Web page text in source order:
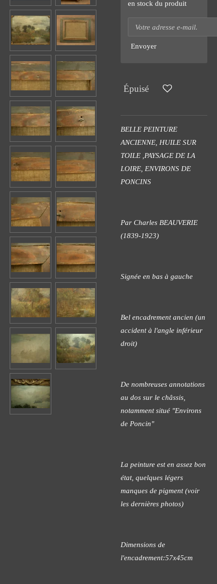
en stock du produit
Envoyer
Épuisé
BELLE PEINTURE
ANCIENNE, HUILE SUR
TOILE ,PAYSAGE DE LA
LOIRE, ENVIRONS DE
PONCINS
Par Charles BEAUVERIE
(1839-1923)
Signée en bas à gauche
Bel encadrement ancien (un
accident à l'angle inférieur
droit)
De nombreuses annotations
au dos sur le châssis,
notamment situé "Environs
de Poncin"
La peinture est en assez bon
état, quelques légers
manques de pigment (voir
les dernières photos)
Dimensions de
l'encadrement:57x45cm